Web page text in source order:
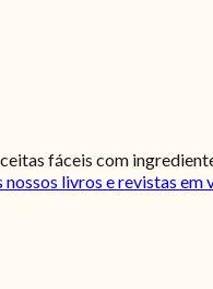
fáceis com
nossos livros e revistas